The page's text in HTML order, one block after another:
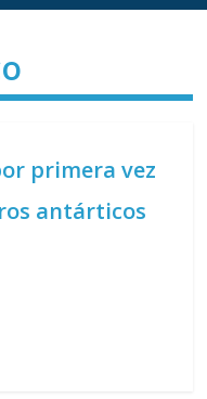
primera vez
antárticos